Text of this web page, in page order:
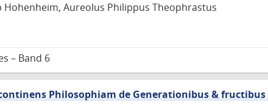
Hohenheim, Aureolus Philippus Theophrastus
– Band 6
Philosophiam de Generationibus &